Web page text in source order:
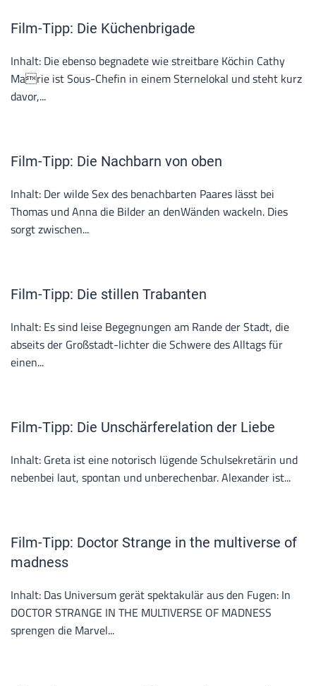
Film-Tipp: Die Küchenbrigade
Inhalt: Die ebenso begnadete wie streitbare Köchin Cathy
Marie ist Sous-Chefin in einem Sternelokal und steht kurz
davor,...
Film-Tipp: Die Nachbarn von oben
Inhalt: Der wilde Sex des benachbarten Paares lässt bei
Thomas und Anna die Bilder an denWänden wackeln. Dies
sorgt zwischen...
Film-Tipp: Die stillen Trabanten
Inhalt: Es sind leise Begegnungen am Rande der Stadt, die
abseits der Großstadt-lichter die Schwere des Alltags für
einen...
Film-Tipp: Die Unschärferelation der Liebe
Inhalt: Greta ist eine notorisch lügende Schulsekretärin und
nebenbei laut, spontan und unberechenbar. Alexander ist...
Film-Tipp: Doctor Strange in the multiverse of
madness
Inhalt: Das Universum gerät spektakulär aus den Fugen: In
DOCTOR STRANGE IN THE MULTIVERSE OF MADNESS
sprengen die Marvel...